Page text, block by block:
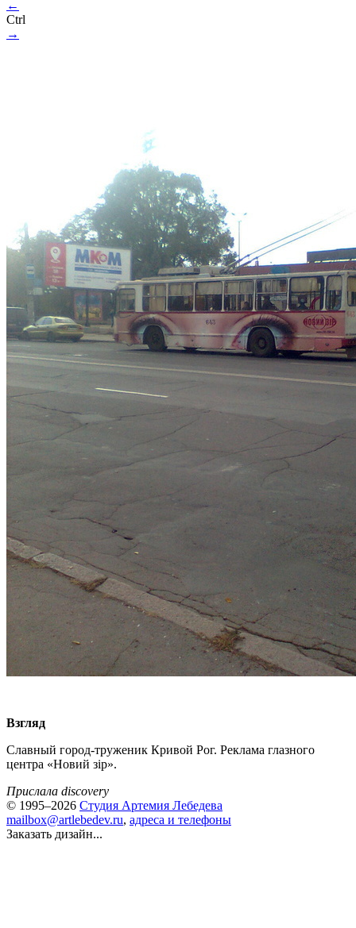
←
Ctrl
→
Взгляд
Славный город-труженик Кривой Рог. Реклама глазного
центра «Новий зiр».
Прислала discovery
© 1995–2026 Студия Артемия Лебедева
mailbox@artlebedev.ru, адреса и телефоны
Заказать дизайн...